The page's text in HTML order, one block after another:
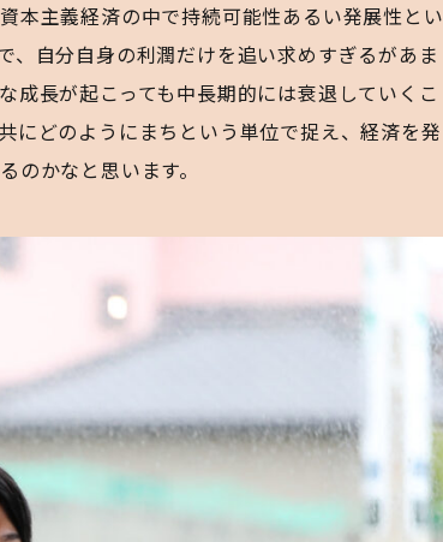
本主義経済の中で持続可能性あるい発展性とい
、自分自身の利潤だけを追い求めすぎるがあま
成長が起こっても中長期的には衰退していくこ
にどのようにまちという単位で捉え、経済を発
かなと思います。